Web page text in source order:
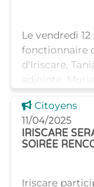
Le vendredi
fonctionnaire
d'Iriscare,
adjointe,
repos Saphir à
établissement
Voir cette
Citoyens
11/04/2025
IRISCARE
SOIRÉE
Iriscare